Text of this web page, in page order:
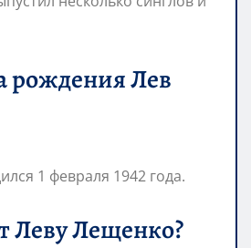
рождения Лев
1 февраля 1942 года.
Леву Лещенко?